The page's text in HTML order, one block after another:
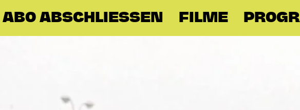
ABO ABSCHLIESSEN FILME